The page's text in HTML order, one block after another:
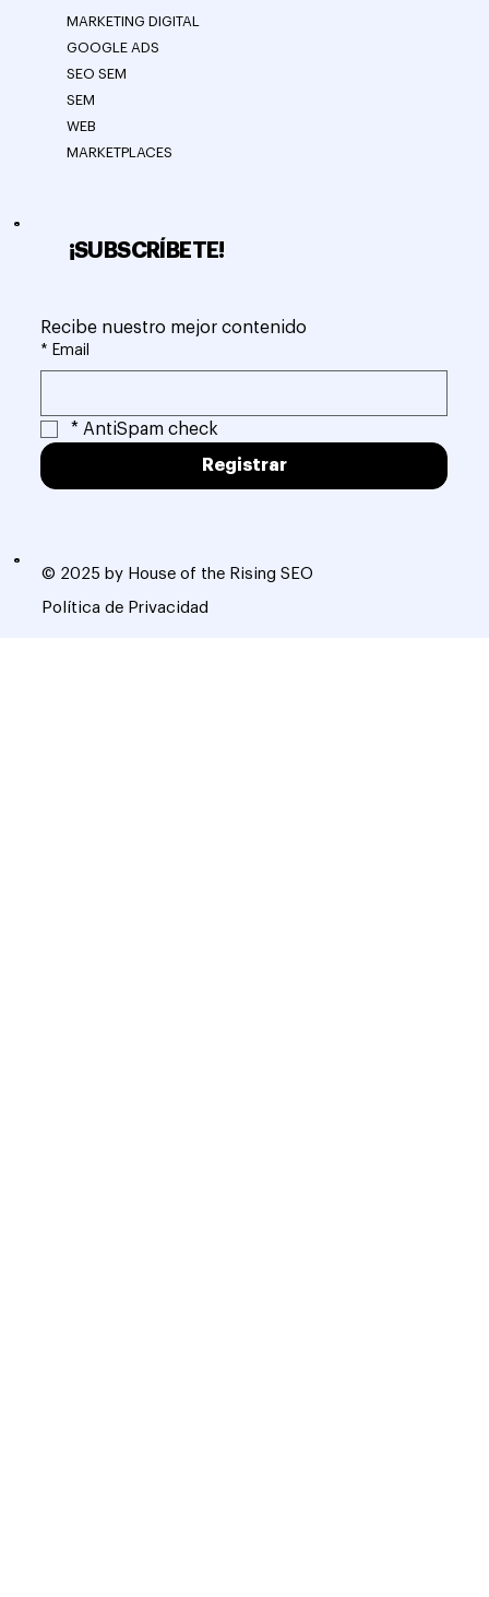
© 2025 by House of the Rising SEO
Política de Privacidad
¡SUBSCRÍBETE!
Recibe nuestro mejor contenido
* Email
* AntiSpam check
Registrar
MARKETING DIGITAL
GOOGLE ADS
SEO SEM
SEM
WEB
MARKETPLACES